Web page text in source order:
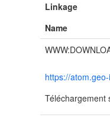
Linkage
Name
https://
Téléchargement